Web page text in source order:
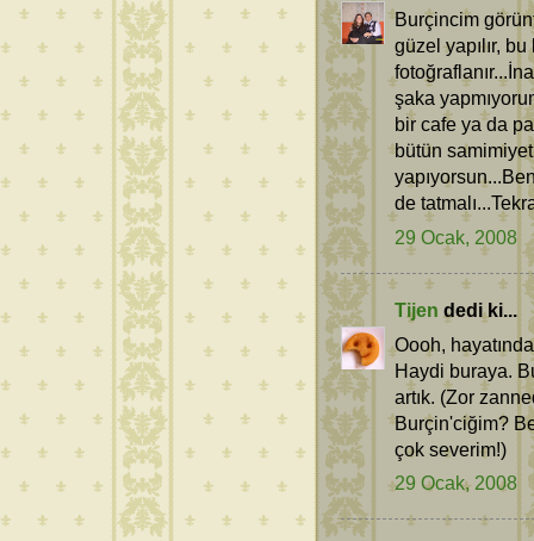
Burçincim
güzel yapılır,
şaka
bir cafe ya da
bütün
de
29 Ocak, 2008
Tijen dedi ki...
Oooh,
Haydi buraya.
artık. (Zor
Burçin'ciğim?
çok severim!)
29 Ocak, 2008